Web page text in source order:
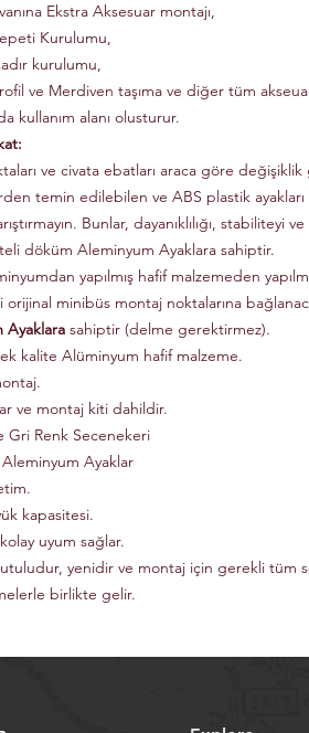
Ekstra Aksesuar montajı,
Kurulumu,
kurulumu,
ve Merdiven taşıma ve diğer tüm
kullanım alanı olusturur.
ve civata ebatları araca göre
temin edilebilen ve ABS plastik ayakları
Bunlar, dayanıklılığı, stabiliteyi
döküm Aleminyum Ayaklara sahiptir.
yapılmış hafif malzemeden
orijinal minibüs montaj noktalarına
Ayaklara sahiptir (delme gerektirmez).
kalite Alüminyum hafif malzeme.
ve montaj kiti dahildir.
Gri Renk Secenekeri
Ayaklar
kapasitesi.
kolay uyum sağlar.
yenidir ve montaj için gerekli tüm
birlikte gelir.